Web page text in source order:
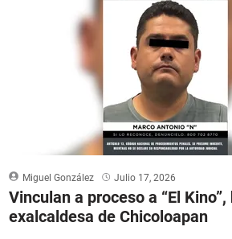
Miguel González Julio 17, 2026
Vinculan a proceso a “El
exalcaldesa de Chicoloapan